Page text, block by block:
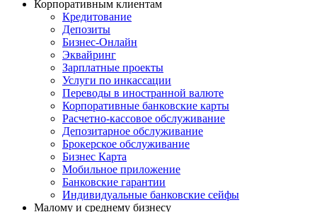
Корпоративным клиентам
Кредитование
Депозиты
Бизнес-Онлайн
Эквайринг
Зарплатные проекты
Услуги по инкассации
Переводы в иностранной валюте
Корпоративные банковские карты
Расчетно-кассовое обслуживание
Депозитарное обслуживание
Брокерское обслуживание
Бизнес Карта
Мобильное приложение
Банковские гарантии
Индивидуальные банковские сейфы
Малому и среднему бизнесу